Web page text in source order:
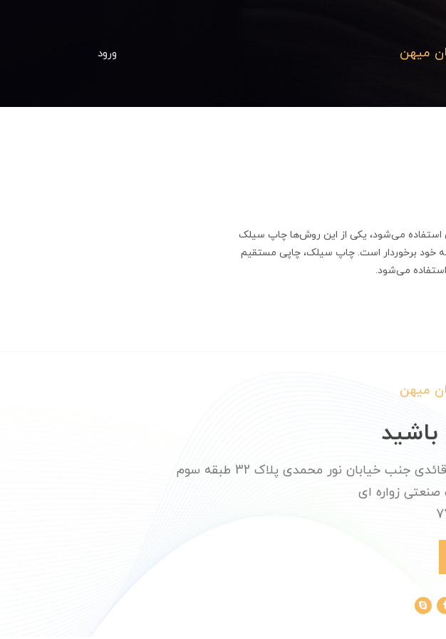
میهن ورود
استفاده می‌شود، یکی از این روش‌ها چاپ سیلک
خود برخوردار است. چاپ سیلک، چاپی مستقیم
می‌شود.
میهن
خیابان نور محمدی پلاک 32 طبقه سوم
زواره ای